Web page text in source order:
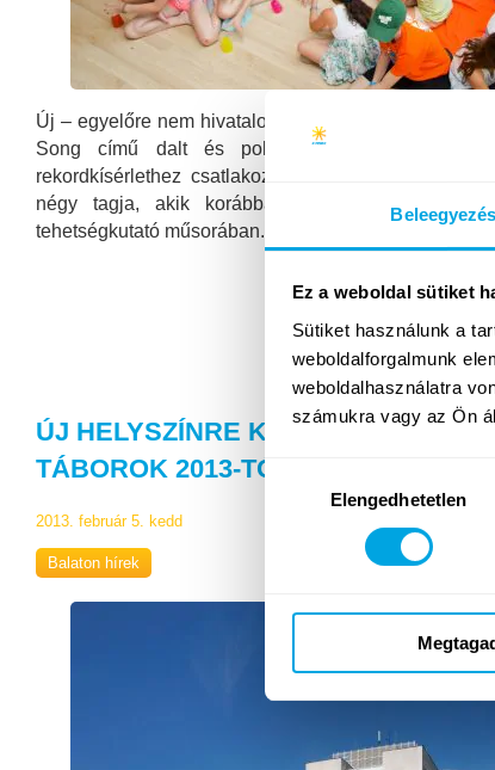
Beleegyezés
Ez a weboldal sütiket
Sütiket használunk a
weboldalforgalmunk
weboldalhasználatra
számukra vagy az Ön
Hozzájárulás
kiválasztásaElengedhetetlen
Új – egyelőre nem hivatalos – magyar rekord
Song című dalt és poharas játék
rekordkísérlethez csatlakoztak a 2014-es X-faktor
négy tagja, akik korábban maguk is
tehetségkutató műsorában. A rekordkísérletben részt…
ÚJ HELYSZÍNRE KÖLTÖZNEK A
TÁBOROK 2013-TÓL
2013. február 5. kedd
Balaton hírek